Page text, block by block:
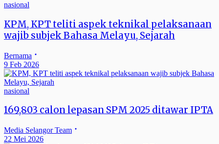
nasional
KPM, KPT teliti aspek teknikal pelaksanaan
wajib subjek Bahasa Melayu, Sejarah
Bernama
9 Feb 2026
nasional
169,803 calon lepasan SPM 2025 ditawar IPTA
Media Selangor Team
22 Mei 2026